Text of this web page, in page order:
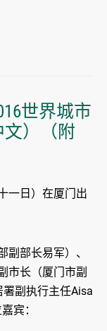
世界城市
文）（附
一日）在厦门出
部长易军）、
市长（厦门市副
副执行主任Aisa
宾：